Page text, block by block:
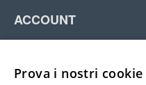
Telecamera di
La telecamera di retromarcia
ACCOUNT
Accesso
Prova i nostri cookie